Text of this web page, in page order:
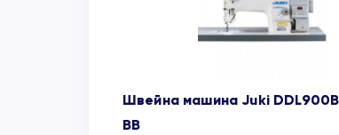
Швейна машина Juki
BB